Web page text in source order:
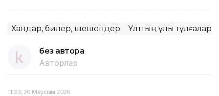
Хандар, билер, шешендер Ұлттың ұлы тұлғалары
без автора
Авторлар
11:33, 20 Маусым 2026